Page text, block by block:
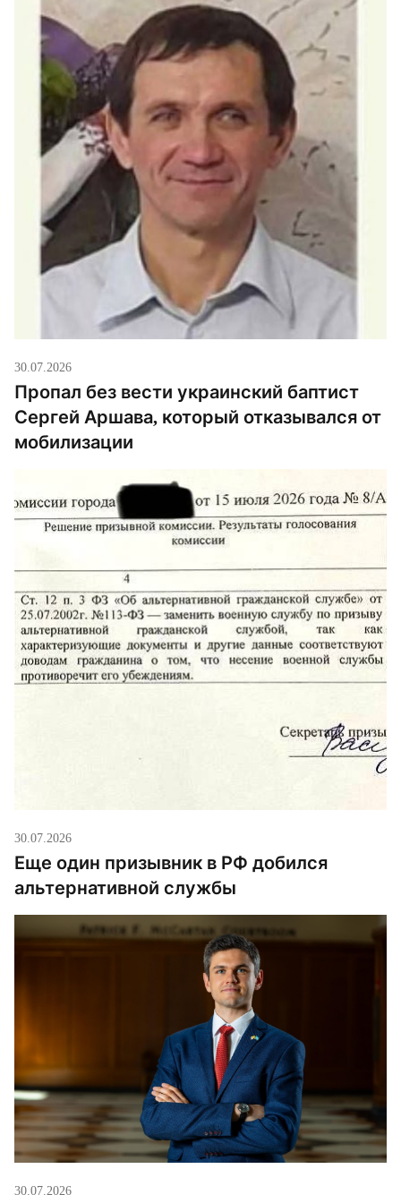
30.07.2026
Пропал без вести украинский баптист
Сергей Аршава, который отказывался от
мобилизации
30.07.2026
Еще один призывник в РФ добился
альтернативной службы
30.07.2026